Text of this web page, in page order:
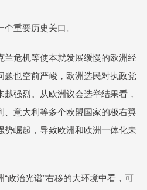
重要历史关口。
危机等使本就发展缓慢的欧洲经
也空前严峻，欧洲选民对执政党
强烈。从欧洲议会选举结果看，
意大利等多个欧盟国家的极右翼
崛起，导致欧洲和欧洲一体化未
治光谱”右移的大环境中看，可